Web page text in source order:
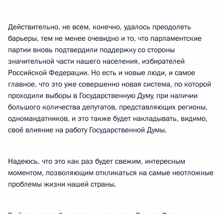
Действительно, не всем, конечно, удалось преодолеть
барьеры, тем не менее очевидно и то, что парламентские
партии вновь подтвердили поддержку со стороны
значительной части нашего населения, избирателей
Российской Федерации. Но есть и новые люди, и самое
главное, что это уже совершенно новая система, по которой
проходили выборы в Государственную Думу, при наличии
большого количества депутатов, представляющих регионы,
одномандатников, и это также будет накладывать, видимо,
своё влияние на работу Государственной Думы.
Надеюсь, что это как раз будет свежим, интересным
моментом, позволяющим откликаться на самые неотложные
проблемы жизни нашей страны.